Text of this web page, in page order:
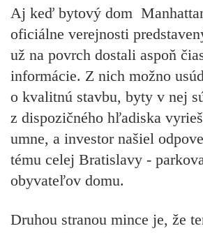
Aj keď bytový dom
oficiálne verejnosti
už na povrch dostali aspoň
informácie. Z nich možno
o kvalitnú stavbu, byty v nej
z dispozičného hľadiska
umne, a investor našiel
tému celej Bratislavy -
obyvateľov domu.
Druhou stranou mince je, že